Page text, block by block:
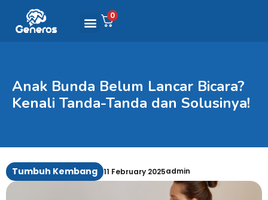
0
Anak Bunda Belum Lancar Bicara?
Kenali Tanda-Tanda dan Solusinya!
Tumbuh Kembang 11 February 2025admin